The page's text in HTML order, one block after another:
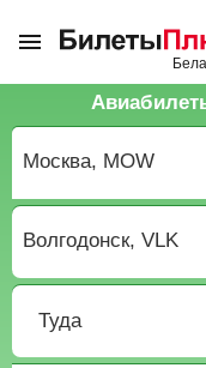
Туда